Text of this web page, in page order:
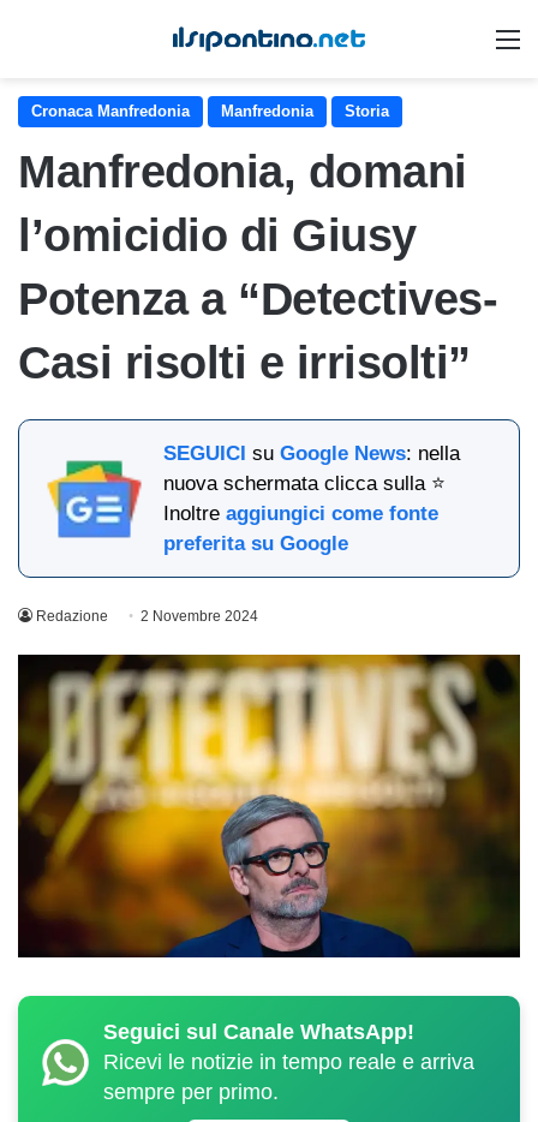
Cronaca Manfredonia Manfredonia Storia
Manfredonia, domani
l’omicidio di Giusy
Potenza a “Detectives-
Casi risolti e irrisolti”
SEGUICI suGoogle News: nella
nuova schermata clicca sulla ⭐
Inoltreaggiungici come fonte
preferita su Google
Redazione 2 Novembre 2024
Seguici sul Canale WhatsApp!
Ricevi le notizie in tempo reale e arriva
sempre per primo.